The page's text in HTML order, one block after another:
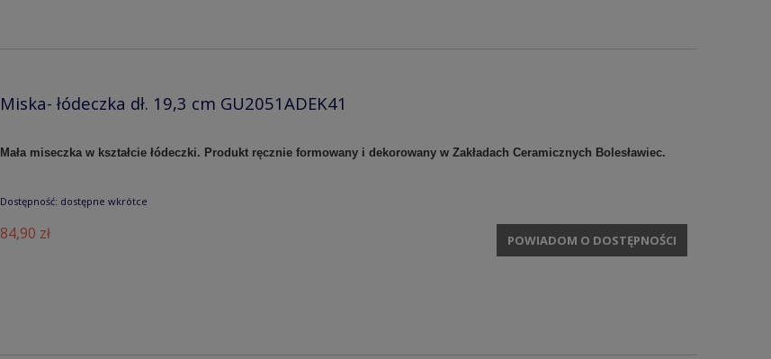
Miska- łódeczka dł. 19,3 cm GU2051ADEK41
Mała miseczka w kształcie łódeczki. Produkt ręcznie formowany i dekorowany w Zakładach Ceramicznych Bolesławiec.
Dostępność: dostępne wkrótce
84,90 zł POWIADOM O DOSTĘPNOŚCI